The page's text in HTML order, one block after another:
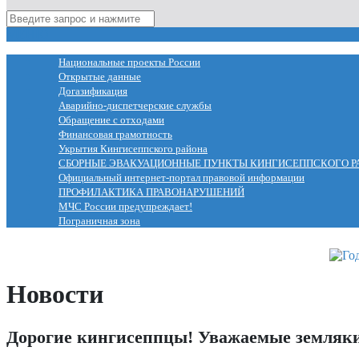
Национальные проекты России
Открытые данные
Догазификация
Аварийно-диспетчерские службы
Обращение с отходами
Финансовая грамотность
Укрытия Кингисеппского района
СБОРНЫЕ ЭВАКУАЦИОННЫЕ ПУНКТЫ КИНГИСЕППСКОГО
Официальный интернет-портал правовой информации
ПРОФИЛАКТИКА ПРАВОНАРУШЕНИЙ
МЧС России предупреждает!
Пограничная зона
Новости
Дорогие кингисеппцы! Уважаемые